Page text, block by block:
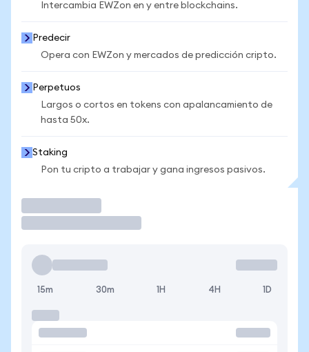
Intercambia EWZon en y entre blockchains.
Predecir
Opera con EWZon y mercados de predicción cripto.
Perpetuos
Largos o cortos en tokens con apalancamiento de
hasta 50x.
Staking
Pon tu cripto a trabajar y gana ingresos pasivos.
15m 30m 1H 4H 1D